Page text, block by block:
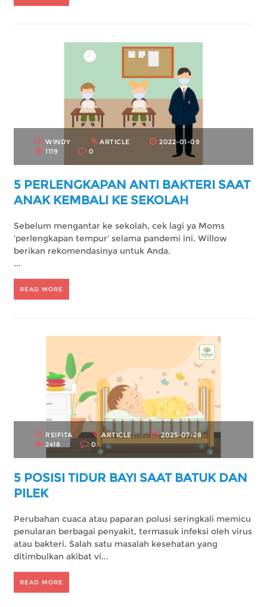
WINDY ARTICLE
2022-01-09
1119
0
5 PERLENGKAPAN ANTI BAKTERI SAAT
ANAK KEMBALI KE SEKOLAH
Sebelum mengantar ke sekolah, cek lagi ya Moms
'perlengkapan tempur' selama pandemi ini. Willow
berikan rekomendasinya untuk Anda.
...
READ MORE
REIFITA ARTICLE
2025-07-28
2418
0
5 POSISI TIDUR BAYI SAAT BATUK DAN
PILEK
Perubahan cuaca atau paparan polusi seringkali memicu
penularan berbagai penyakit, termasuk infeksi oleh virus
atau bakteri. Salah satu masalah kesehatan yang
ditimbulkan akibat vi...
READ MORE